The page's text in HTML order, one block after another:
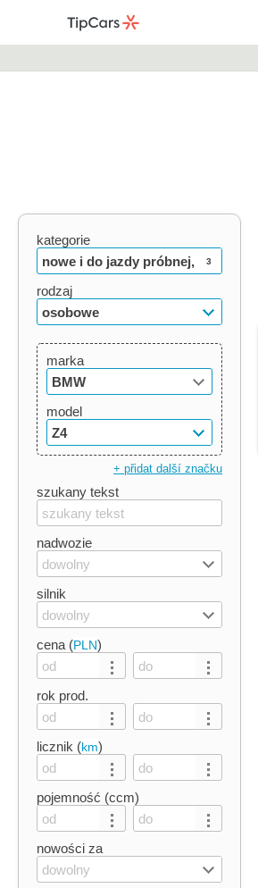
kategorie
nowe i do jazdy próbnej,
używane, oldtimery
3
rodzaj
osobowe
marka
BMW
model
Z4
+ přidat další značku
szukany tekst
nadwozie
dowolny
silnik
dowolny
cena (PLN)
rok prod.
licznik (km)
pojemność (ccm)
nowości za
dowolny